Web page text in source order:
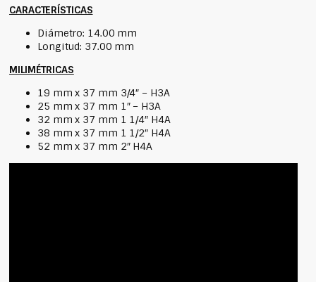
CARACTERÍSTICAS
Diámetro: 14.00 mm
Longitud: 37.00 mm
MILIMÉTRICAS
19 mm x 37 mm 3/4″ – H3A
25 mm x 37 mm 1″ – H3A
32 mm x 37 mm 1 1/4″ H4A
38 mm x 37 mm 1 1/2″ H4A
52 mm x 37 mm 2″ H4A